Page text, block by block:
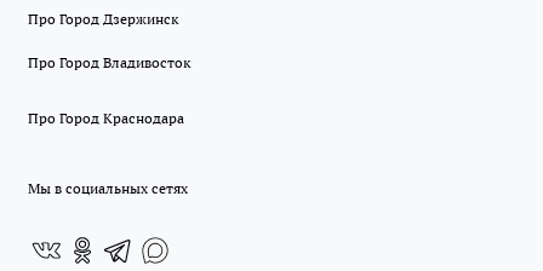
Про Город Дзержинск
Про Город Владивосток
Про Город Краснодара
Мы в социальных сетях